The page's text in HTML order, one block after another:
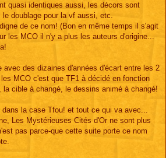
quasi identiques aussi, les décors sont
doublage pour la vf aussi, etc.
de ce nom! (Bon en même temps il s'agit
les MCO il n'y a plus les auteurs d'origine...
avec des dizaines d'années d'écart entre les 2
MCO c'est que TF1 à décidé en fonction
cible à changé, le dessins animé à changé!
dans la case Tfou! et tout ce qui va avec...
Les Mystérieuses Cités d'Or ne sont plus
pas parce-que cette suite porte ce nom